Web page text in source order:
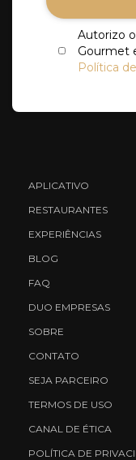
Autorizo
Gourmet
Política
APLICATIVO
RESTAURANTES
EXPERIÊNCIAS
BLOG
FAQ
DUO EMPRESAS
SOBRE
CONTATO
SEJA PARCEIRO
TERMOS DE USO
CANAL DE ÉTICA
POLÍTICA DE